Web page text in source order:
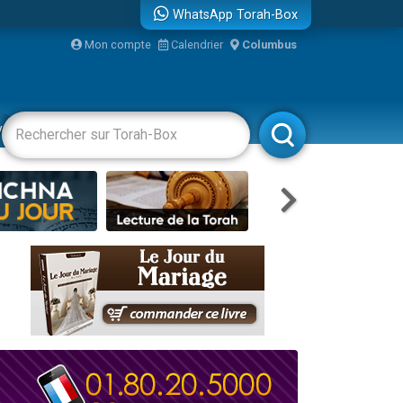
WhatsApp Torah-Box
Mon compte Calendrier Columbus
Livres Rabbanim